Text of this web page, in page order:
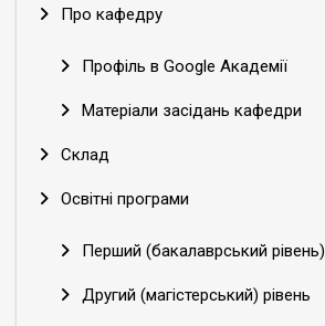
Про кафедру
Профіль в Google Академії
Матеріали засідань кафедри
Склад
Освітні програми
Перший (бакалаврський рівень)
Другий (магістерський) рівень